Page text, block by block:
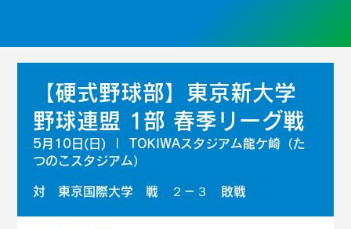
【硬式野球部】東京新大学
野球連盟 1部 春季リーグ戦
5月10日(日)
  |
TOKIWAスタジアム龍ケ崎（た
つのこスタジアム）
対 東京国際大学 戦 ２－３ 敗戦